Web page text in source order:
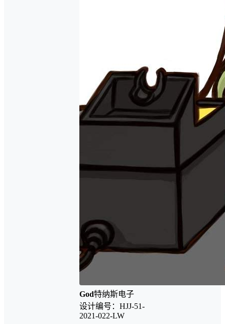
God特纳斯电子
设计编号：HJJ-51-
2021-022-LW